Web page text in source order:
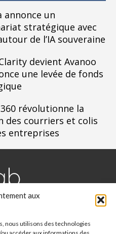
aux
nous utilisons des technologies
annonce un
stratégique avec
de l’IA souveraine
devient Avanoo
une levée de fonds
révolutionne la
des courriers et colis
entreprises
outils collaboratifs, retrouvez
livres blancs et les nominations